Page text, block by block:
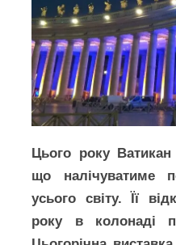
Цього року Ватикан
що налічуватиме
усього світу. Її
року в колонаді